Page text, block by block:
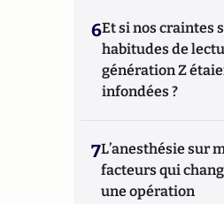
6Et si nos craintes
habitudes de
génération Z
infondées ?
7L’anesthésie sur
facteurs qui
une opération